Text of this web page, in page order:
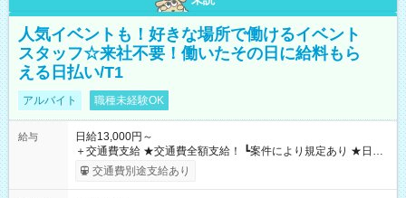
人気イベントも！好きな場所で働けるイベント
スタッフ☆来社不要！働いたその日に給料もら
える日払い/T1
アルバイト 職種未経験OK
給与
日給13,000円～
＋交通費支給 ★交通費全額支給！ ┗案件により規定あり ★日払
いOK！（規定あり） ┗働いたその日に現金GET♪ お仕事後はコ
ンビニATMから 日払い分を引き落とせます！ 【試用期間】試
交通費別途支給あり